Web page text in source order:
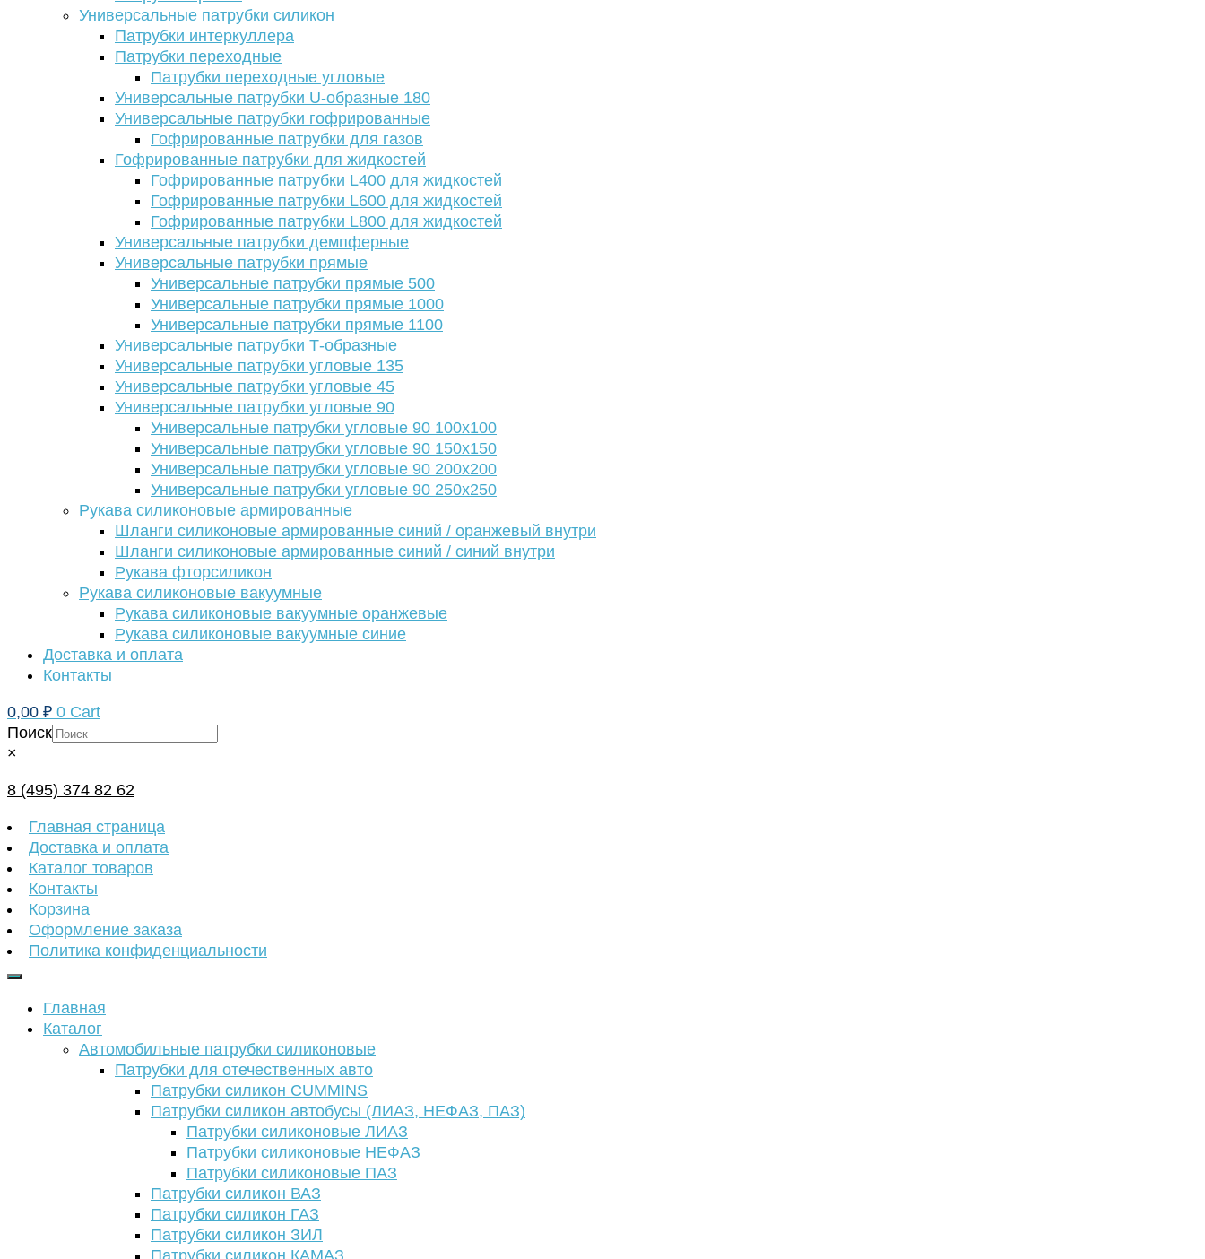
Универсальные патрубки силикон
Патрубки интеркуллера
Патрубки переходные
Патрубки переходные угловые
Универсальные патрубки U-образные 180
Универсальные патрубки гофрированные
Гофрированные патрубки для газов
Гофрированные патрубки для жидкостей
Гофрированные патрубки L400 для жидкостей
Гофрированные патрубки L600 для жидкостей
Гофрированные патрубки L800 для жидкостей
Универсальные патрубки демпферные
Универсальные патрубки прямые
Универсальные патрубки прямые 500
Универсальные патрубки прямые 1000
Универсальные патрубки прямые 1100
Универсальные патрубки Т-образные
Универсальные патрубки угловые 135
Универсальные патрубки угловые 45
Универсальные патрубки угловые 90
Универсальные патрубки угловые 90 100х100
Универсальные патрубки угловые 90 150х150
Универсальные патрубки угловые 90 200х200
Универсальные патрубки угловые 90 250х250
Рукава силиконовые армированные
Шланги силиконовые армированные синий / оранжевый внутри
Шланги силиконовые армированные синий / синий внутри
Рукава фторсиликон
Рукава силиконовые вакуумные
Рукава силиконовые вакуумные оранжевые
Рукава силиконовые вакуумные синие
Доставка и оплата
Контакты
0,00 ₽ 0 Cart
Поиск
×
8 (495) 374 82 62
Главная страница
Доставка и оплата
Каталог товаров
Контакты
Корзина
Оформление заказа
Политика конфиденциальности
Главная
Каталог
Автомобильные патрубки силиконовые
Патрубки для отечественных авто
Патрубки силикон CUMMINS
Патрубки силикон автобусы (ЛИАЗ, НЕФАЗ, ПАЗ)
Патрубки силиконовые ЛИАЗ
Патрубки силиконовые НЕФАЗ
Патрубки силиконовые ПАЗ
Патрубки силикон ВАЗ
Патрубки силикон ГАЗ
Патрубки силикон ЗИЛ
Патрубки силикон КАМАЗ